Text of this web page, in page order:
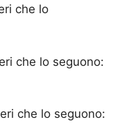
che lo
che lo seguono:
che lo seguono: